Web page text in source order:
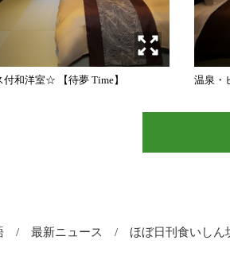
和洋室☆ 【待夢 Time】 温泉・
最新ニュース ほぼ日刊食いし